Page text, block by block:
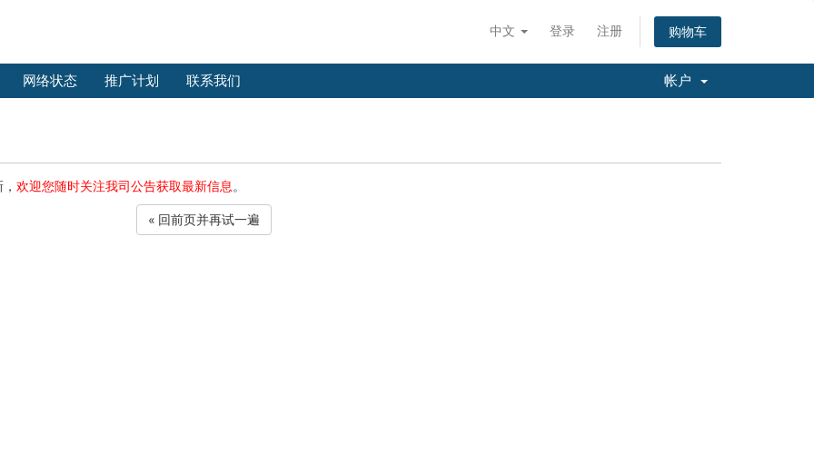
中文 登录 注册 购物车
网络状态 推广计划 联系我们 帐户
欢迎您随时关注我司公告获取最新信息。
« 回前页并再试一遍